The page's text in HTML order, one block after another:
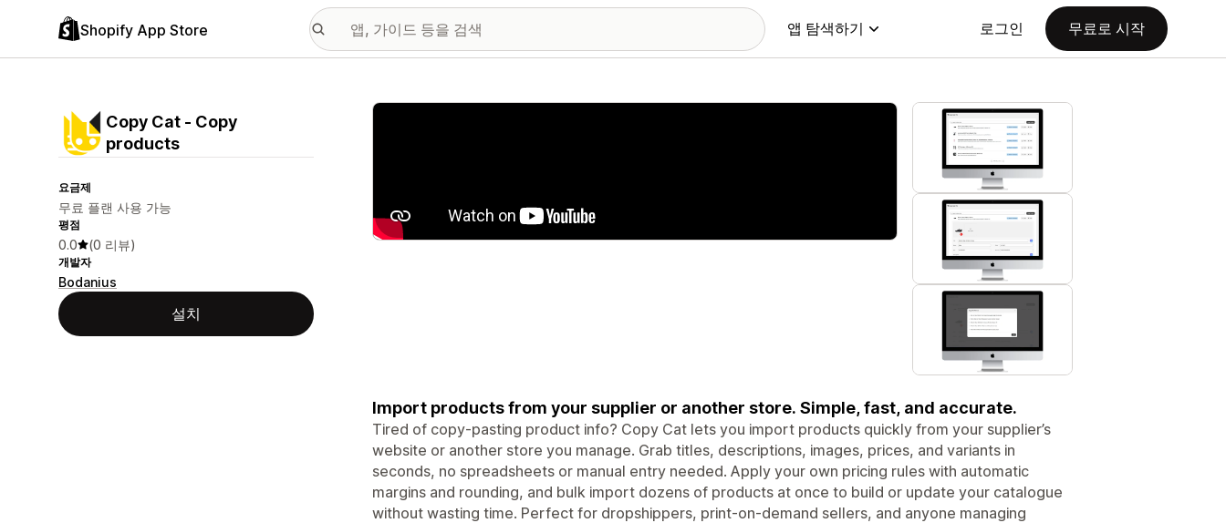
Shopify App Store 앱 탐색하기 로그인 무료로 시작
Copy Cat ‑ Copy
products
요금제
무료 플랜 사용 가능
평점
0.0 (0 리뷰)
개발자
Bodanius
설치
추천 이미지 갤러리
Import products from your supplier or another store. Simple, fast, and accurate.
Tired of copy-pasting product info? Copy Cat lets you import products quickly from your supplier’s
website or another store you manage. Grab titles, descriptions, images, prices, and variants in
seconds, no spreadsheets or manual entry needed. Apply your own pricing rules with automatic
margins and rounding, and bulk import dozens of products at once to build or update your catalogue
without wasting time. Perfect for dropshippers, print-on-demand sellers, and anyone managing